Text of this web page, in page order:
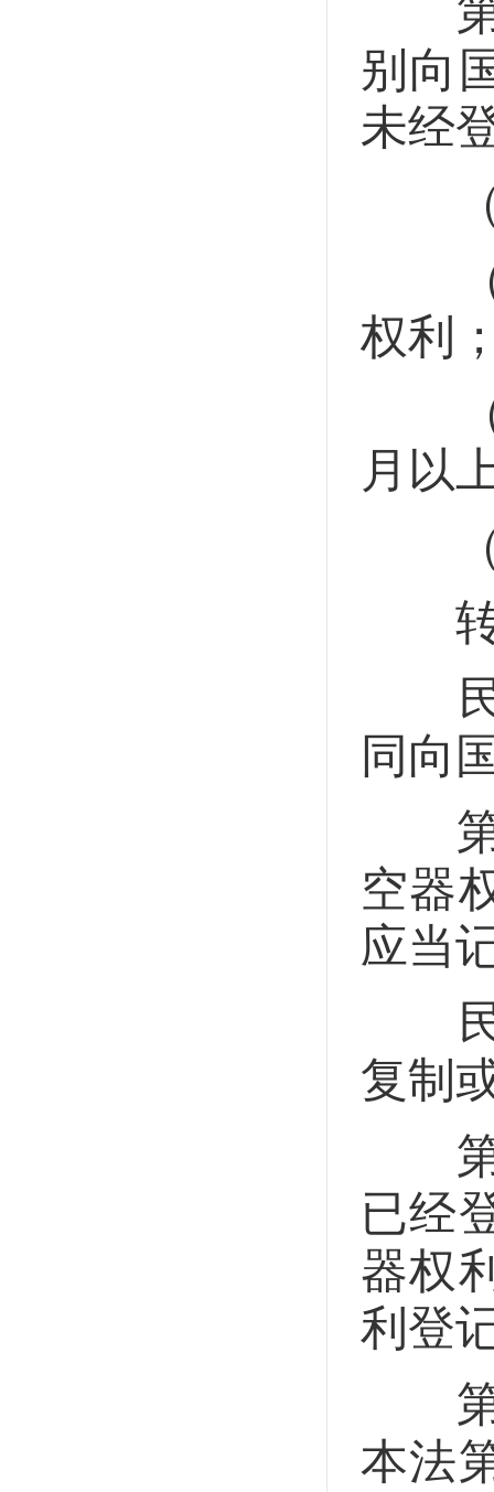
第
别向
未经
（
（
权利
（
月以
（
转
民
同向
第
空器
应当
民
复制
第
已经
器权
利登
第
本法